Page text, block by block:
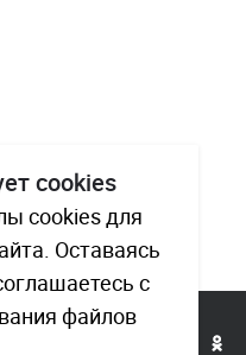
cookies
cookies для
Оставаясь
с
файлов